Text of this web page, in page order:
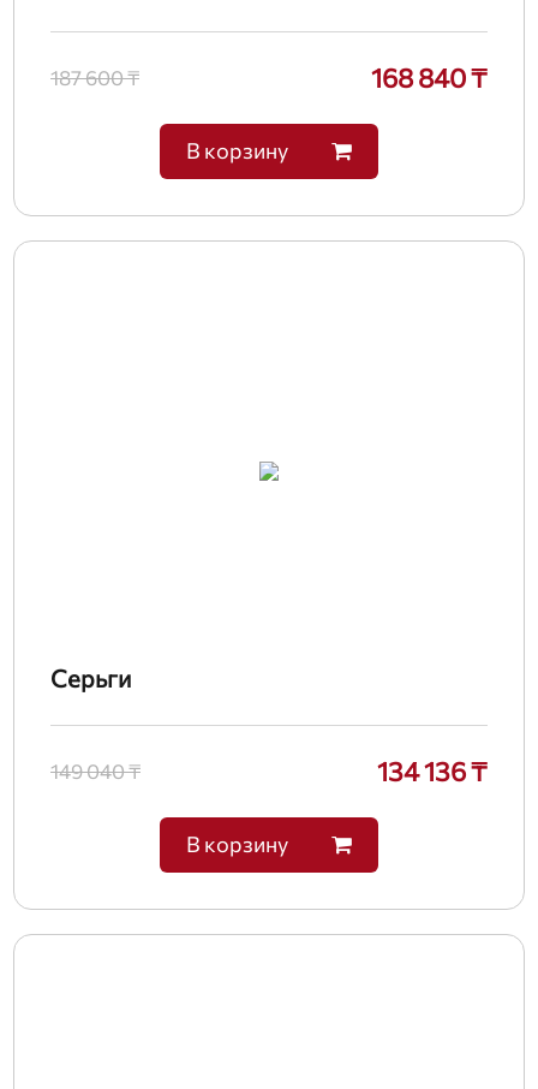
187 600 ₸ 168 840 ₸
В корзину
Серьги
149 040 ₸ 134 136 ₸
В корзину